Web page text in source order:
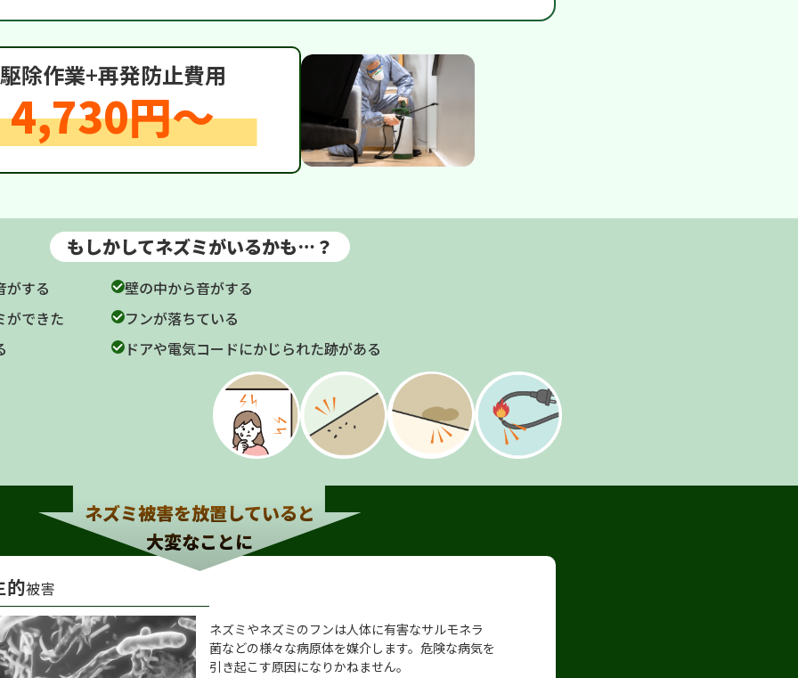
駆除作業+再発防止費用
4,730円〜
もしかしてネズミがいるかも…？
がする
壁の中から音がする
ができた
フンが落ちている
ドアや電気コードにかじられた跡がある
ネズミ被害を放置していると
大変なことに
的被害
ネズミやネズミのフンは人体に有害なサルモネラ
菌などの様々な病原体を媒介します。危険な病気を
引き起こす原因になりかねません。